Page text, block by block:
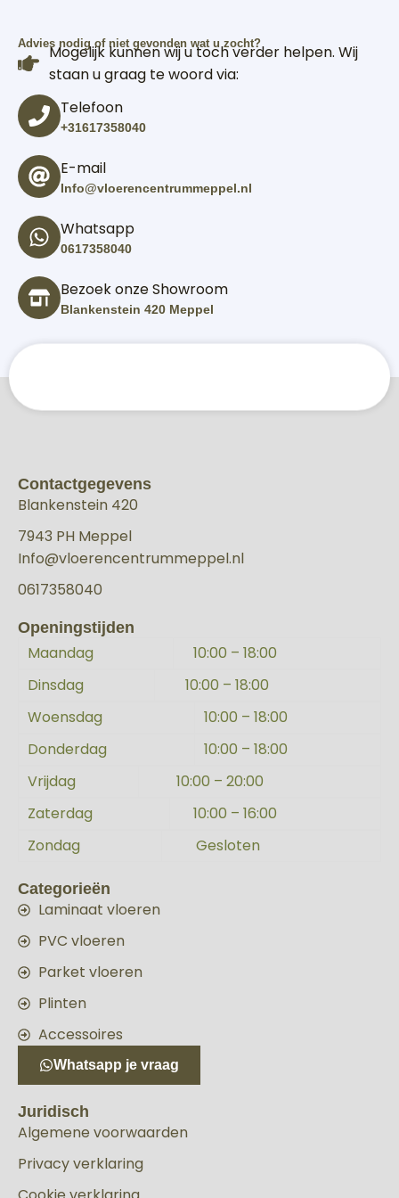
Advies nodig of niet gevonden wat u zocht?
Mogelijk kunnen wij u toch verder helpen. Wij
staan u graag te woord via:
Telefoon
+31617358040
E-mail
Info@vloerencentrummeppel.nl
Whatsapp
0617358040
Bezoek onze Showroom
Blankenstein 420 Meppel
Contactgegevens
Blankenstein 420
7943 PH Meppel
Info@vloerencentrummeppel.nl
0617358040
Openingstijden
Maandag
10:00 – 18:00
Dinsdag
10:00 – 18:00
Woensdag
10:00 – 18:00
Donderdag
10:00 – 18:00
Vrijdag
10:00 – 20:00
Zaterdag
10:00 – 16:00
Zondag
Gesloten
Categorieën
Laminaat vloeren
PVC vloeren
Parket vloeren
Plinten
Accessoires
Whatsapp je vraag
Juridisch
Algemene voorwaarden
Privacy verklaring